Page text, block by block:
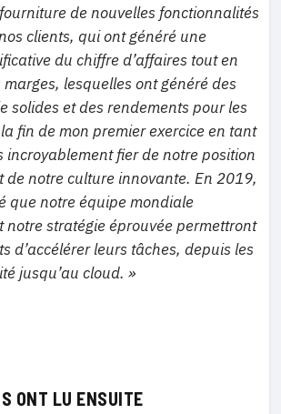
de nouvelles fonctionnalités
clients, qui ont généré une
du chiffre d’affaires tout en
lesquelles ont généré des
solides et des rendements pour les
fin de mon premier exercice en tant
incroyablement fier de notre position
de notre culture innovante. En 2019,
que notre équipe mondiale
notre stratégie éprouvée permettront
d’accélérer leurs tâches, depuis les
jusqu’au cloud. »
ONT LU ENSUITE